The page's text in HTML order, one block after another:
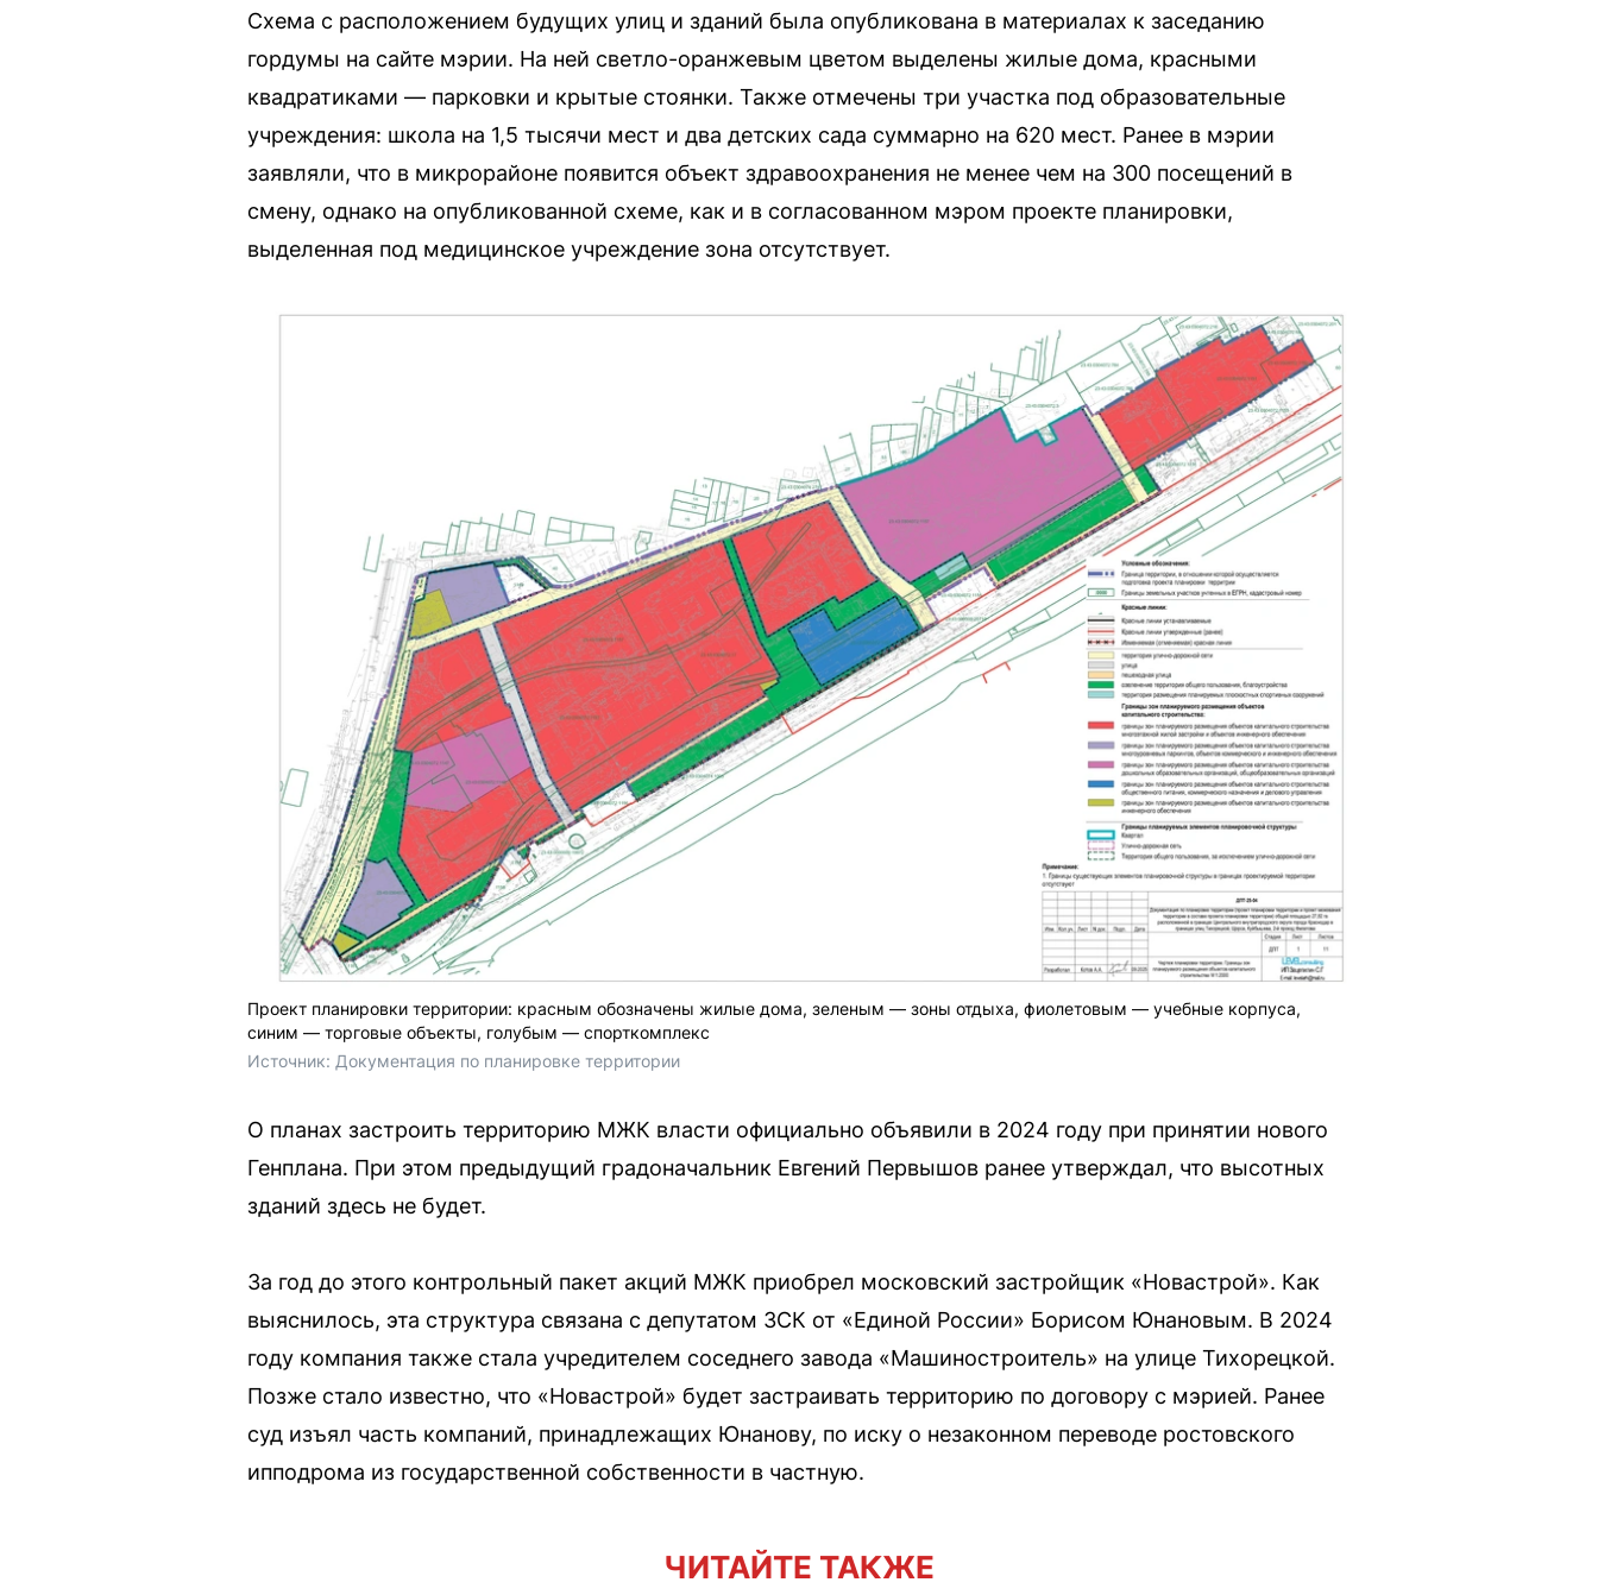
Схема с расположением будущих улиц и зданий была опубликована в материалах к заседанию
гордумы на сайте мэрии. На ней светло-оранжевым цветом выделены жилые дома, красными
квадратиками — парковки и крытые стоянки. Также отмечены три участка под образовательные
учреждения: школа на 1,5 тысячи мест и два детских сада суммарно на 620 мест. Ранее в мэрии
заявляли, что в микрорайоне появится объект здравоохранения не менее чем на 300 посещений в
смену, однако на опубликованной схеме, как и в согласованном мэром проекте планировки,
выделенная под медицинское учреждение зона отсутствует.
Проект планировки территории: красным обозначены жилые дома, зеленым — зоны отдыха, фиолетовым — учебные корпуса,
синим — торговые объекты, голубым — спорткомплекс
Источник: Документация по планировке территории
О планах застроить территорию МЖК власти официально объявили в 2024 году при принятии нового
Генплана. При этом предыдущий градоначальник Евгений Первышов ранее утверждал, что высотных
зданий здесь не будет.
За год до этого контрольный пакет акций МЖК приобрел московский застройщик «Новастрой». Как
выяснилось, эта структура связана с депутатом ЗСК от «Единой России» Борисом Юнановым. В 2024
году компания также стала учредителем соседнего завода «Машиностроитель» на улице Тихорецкой.
Позже стало известно, что «Новастрой» будет застраивать территорию по договору с мэрией. Ранее
суд изъял часть компаний, принадлежащих Юнанову, по иску о незаконном переводе ростовского
ипподрома из государственной собственности в частную.
ЧИТАЙТЕ ТАКЖЕ